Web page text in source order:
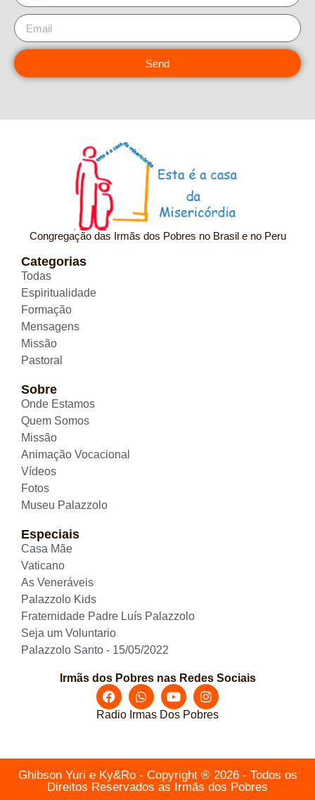
Send
Congregação das Irmãs dos Pobres no Brasil e no Peru
Categorias
Todas
Espiritualidade
Formação
Mensagens
Missão
Pastoral
Sobre
Onde Estamos
Quem Somos
Missão
Animação Vocacional
Vídeos
Fotos
Museu Palazzolo
Especiais
Casa Mãe
Vaticano
As Veneráveis
Palazzolo Kids
Fraternidade Padre Luís Palazzolo
Seja um Voluntario
Palazzolo Santo - 15/05/2022
Irmãs dos Pobres nas Redes Sociais
Radio Irmas Dos Pobres
Ghibson Yuri e Ky&Ro - Copyright ® 2026 - Todos os
Direitos Reservados as Irmãs dos Pobres